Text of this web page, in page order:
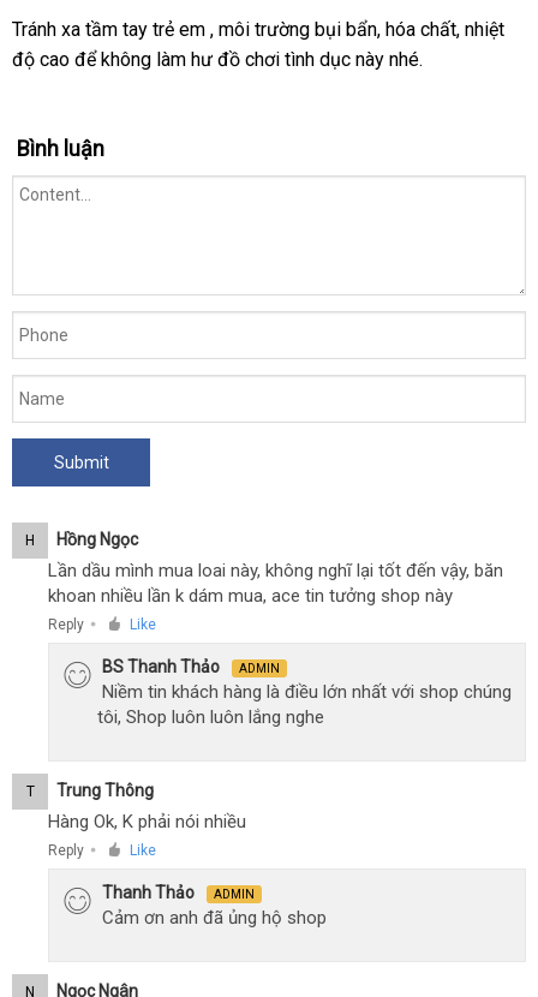
sỉ
Tránh xa tầm tay trẻ em phân
phối
, môi trường bụi bẩnnhập
khẩu
, hóa chấtlink
, nhiệt
độ cao siêu
để không làm hư đồ chơi tình dục này đại
nhé.
Bình luận
H Hồng Ngọc
Lần dầu mình mua loai này, không nghĩ lại tốt đến vậy, băn
khoan nhiều lần k dám mua, ace tin tưởng shop này
Reply ● Like
BS Thanh Thảo ADMIN
Niềm tin khách hàng là điều lớn nhất với shop chúng
tôi, Shop luôn luôn lắng nghe
T Trung Thông
Hàng Ok, K phải nói nhiều
Reply ● Like
Thanh Thảo ADMIN
Cảm ơn anh đã ủng hộ shop
N Ngọc Ngân